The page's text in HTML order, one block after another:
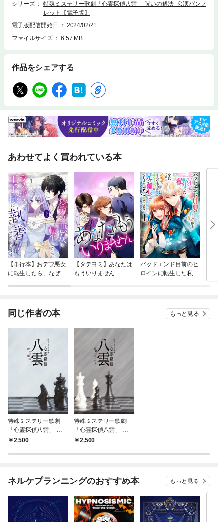
シリーズ
特殊ミステリー歌劇「心霊探偵八雲」-呪いの解法- 公演パンフ
レット【電子版】
電子版配信開始日
2024/02/21
ファイルサイズ
6.57 MB
作品をシェアする
あわせてよく買われている本
【単行本】おデブ悪女
に転生したら、なぜか
【タテヨミ】あなたは
もういりません
バッドエンド目前のヒ
ロインに転生した私、
同じ作者の本 もっと見る
特殊ミステリー歌劇
「心霊探偵八雲」-呪
いの解法- 公演パンフ
2,500
特殊ミステリー歌劇
「心霊探偵八雲」-思
考のバイアス-公演パ
2,500
ネルケプランニングのおすすめ本 もっと見る